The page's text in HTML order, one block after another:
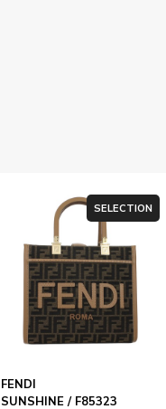
SELECTION
FENDI
SUNSHINE / F85323